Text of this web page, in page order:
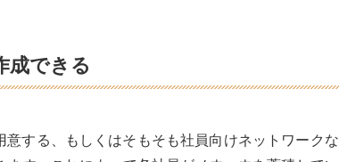
成できる
する、もしくはそもそも社員向けネットワークな